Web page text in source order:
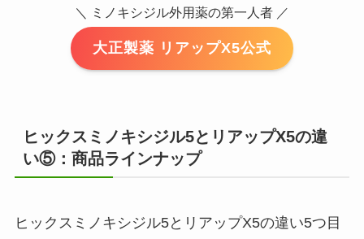
＼ ミノキシジル外用薬の第一人者 ／
大正製薬 リアップX5公式
ヒックスミノキシジル5とリアップX5の違
い⑤：商品ラインナップ
ヒックスミノキシジル5とリアップX5の違い5つ目